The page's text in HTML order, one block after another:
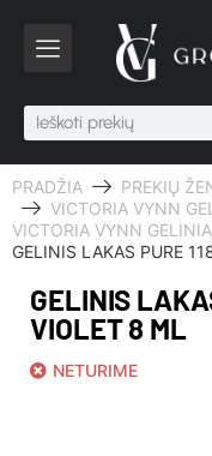
PRADŽIA PREKIŲ
VICTORIA VYNN
VICTORIA VYNN
GELINIS LAKAS PURE
GELINIS
VIOLET 8 ML
NETURIME